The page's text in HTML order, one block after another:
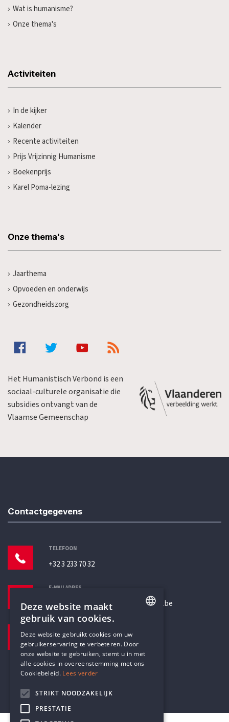
Wat is humanisme?
Onze thema's
Activiteiten
In de kijker
Kalender
Recente activiteiten
Prijs Vrijzinnig Humanisme
Boekenprijs
Karel Poma-lezing
Onze thema's
Jaarthema
Opvoeden en onderwijs
Gezondheidszorg
Het Humanistisch Verbond is een
sociaal-culturele organisatie die
subsidies ontvangt van de
Vlaamse Gemeenschap
Contactgegevens
TELEFOON
+32 3 233 70 32
E-MAILADRES
secretariaat@humanistischverbond.be
Pottenbrug 4
Antwerpen, 2000
DUTCH
Deze website maakt
gebruik van cookies.
Deze website gebruikt cookies om uw
gebruikerservaring te verbeteren. Door
onze website te gebruiken, stemt u in met
alle cookies in overeenstemming met ons
Cookiebeleid. Lees verder
STRIKT NOODZAKELIJK
PRESTATIE